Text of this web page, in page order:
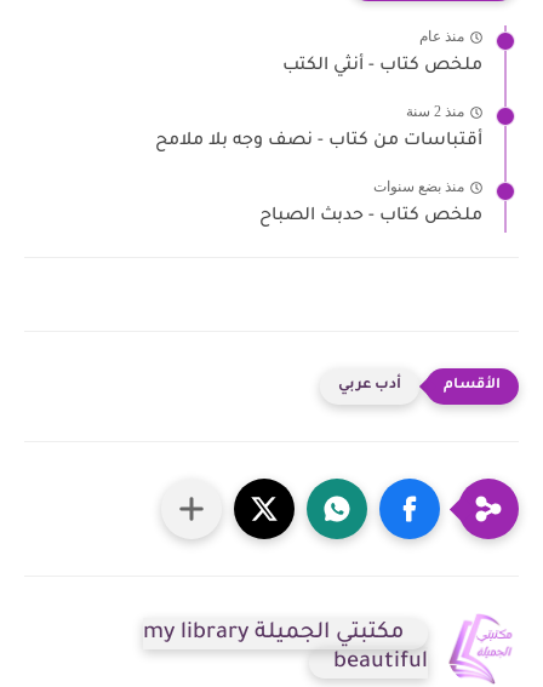
منذ عام
ملخص كتاب - أنثي الكتب
منذ 2 سنة
أقتباسات من كتاب - نصف وجه بلا ملامح
منذ بضع سنوات
ملخص كتاب - حدبث الصباح
أدب عربي
مكتبتي الجميلة my library
beautiful